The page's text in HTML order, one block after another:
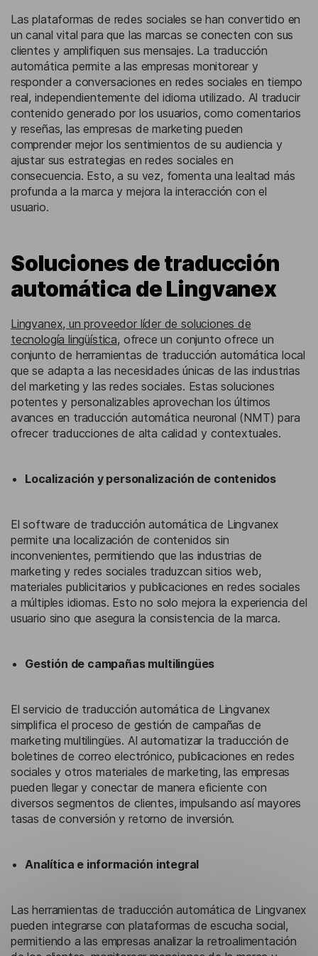
Las plataformas de redes sociales se han convertido en
un canal vital para que las marcas se conecten con sus
clientes y amplifiquen sus mensajes. La traducción
automática permite a las empresas monitorear y
responder a conversaciones en redes sociales en tiempo
real, independientemente del idioma utilizado. Al traducir
contenido generado por los usuarios, como comentarios
y reseñas, las empresas de marketing pueden
comprender mejor los sentimientos de su audiencia y
ajustar sus estrategias en redes sociales en
consecuencia. Esto, a su vez, fomenta una lealtad más
profunda a la marca y mejora la interacción con el
usuario.
Soluciones de traducción
automática de Lingvanex
Lingvanex, un proveedor líder de soluciones de
tecnología lingüística, ofrece un conjunto ofrece un
conjunto de herramientas de traducción automática local
que se adapta a las necesidades únicas de las industrias
del marketing y las redes sociales. Estas soluciones
potentes y personalizables aprovechan los últimos
avances en traducción automática neuronal (NMT) para
ofrecer traducciones de alta calidad y contextuales.
Localización y personalización de contenidos
El software de traducción automática de Lingvanex
permite una localización de contenidos sin
inconvenientes, permitiendo que las industrias de
marketing y redes sociales traduzcan sitios web,
materiales publicitarios y publicaciones en redes sociales
a múltiples idiomas. Esto no solo mejora la experiencia del
usuario sino que asegura la consistencia de la marca.
Gestión de campañas multilingües
El servicio de traducción automática de Lingvanex
simplifica el proceso de gestión de campañas de
marketing multilingües. Al automatizar la traducción de
boletines de correo electrónico, publicaciones en redes
sociales y otros materiales de marketing, las empresas
pueden llegar y conectar de manera eficiente con
diversos segmentos de clientes, impulsando así mayores
tasas de conversión y retorno de inversión.
Analítica e información integral
Las herramientas de traducción automática de Lingvanex
pueden integrarse con plataformas de escucha social,
permitiendo a las empresas analizar la retroalimentación